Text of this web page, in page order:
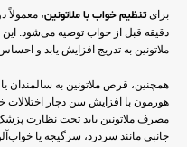
برای تنظیم خواب با ملاتونین
دقیقه قبل از خواب توصیه می‌شود.
ملاتونین به تدریج افزایش یابد و
همچنین، قرص ملاتونین به سالمندان
هورمون با افزایش سن دچار
مصرف ملاتونین باید تحت نظارت
جانبی مانند سردرد، سرگیجه یا